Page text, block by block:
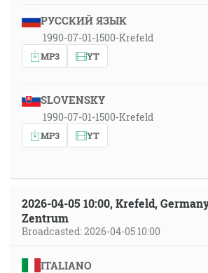
РУССКИЙ ЯЗЫК
1990-07-01-1500-Krefeld
MP3 YT
SLOVENSKY
1990-07-01-1500-Krefeld
MP3 YT
2026-04-05 10:00, Krefeld,
Zentrum
Broadcasted: 2026-04-05 10:00
ITALIANO